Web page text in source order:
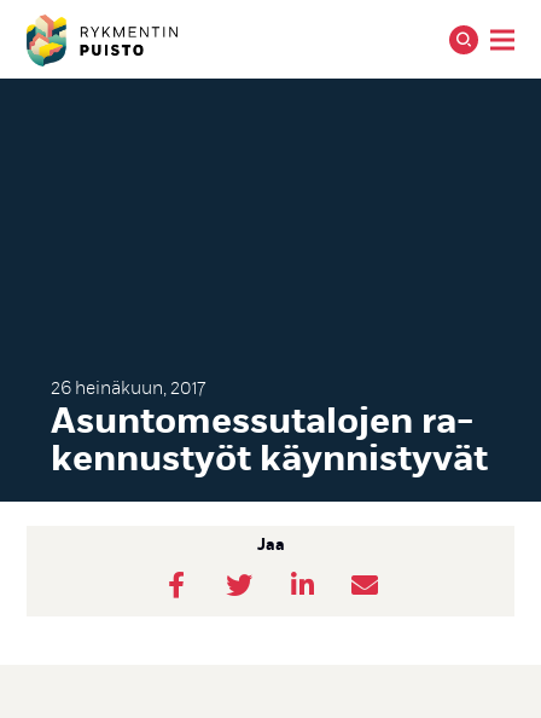
26 heinäkuun, 2017
Asun­to­mes­su­ta­lo­jen ra­
ken­nus­työt käyn­nis­ty­vät
Jaa